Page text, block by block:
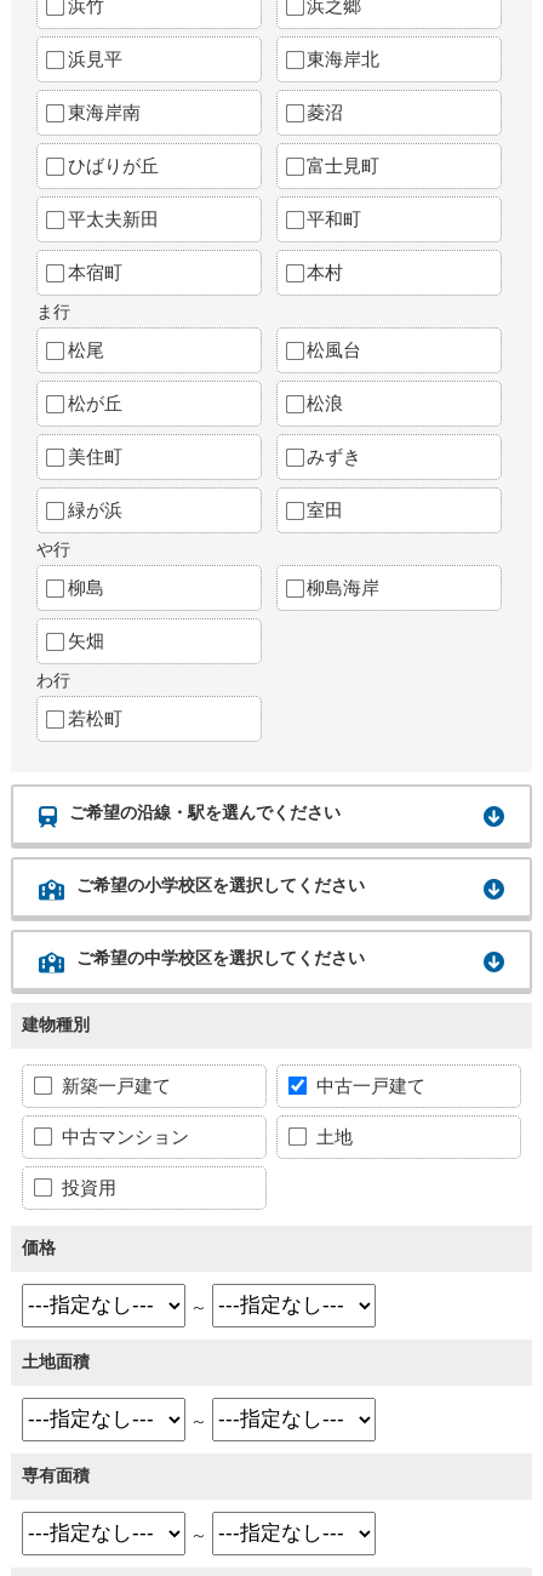
浜竹 浜之郷
浜見平 東海岸北
東海岸南 菱沼
ひばりが丘 富士見町
平太夫新田 平和町
本宿町 本村
ま行
松尾 松風台
松が丘 松浪
美住町 みずき
緑が浜 室田
や行
柳島 柳島海岸
矢畑
わ行
若松町
ご希望の沿線・駅を選んでください
ご希望の小学校区を選択してください
ご希望の中学校区を選択してください
建物種別
新築一戸建て 中古一戸建て
中古マンション 土地
投資用
価格
～
土地面積
～
専有面積
～